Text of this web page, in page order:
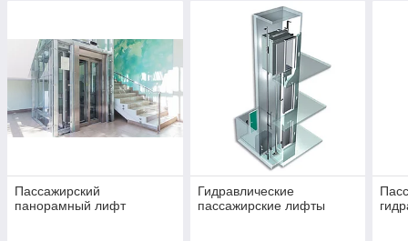
Пассажирский
панорамный лифт
Гидравлические
пассажирские лифты